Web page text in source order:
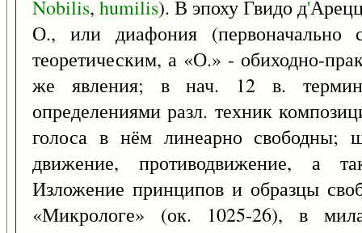
Nobilis, humilis). В эпоху Гвидо д'
О., или диафония (первоначально
теоретическим, а «О.» - обиходно-
же явления; в нач. 12 в.
определениями разл. техник
голоса в нём линеарно свободны;
движение, противодвижение, а
Изложение принципов и образцы
«Микрологе» (ок. 1025-26), в